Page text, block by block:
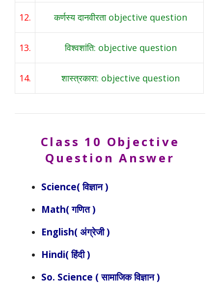
12. कर्णस्य दानवीरता objective question
13. विश्वशांति: objective question
14. शास्त्रकारा: objective question
Class 10 Objective
Question Answer
Science( विज्ञान )
Math( गणित )
English( अंग्रेजी )
Hindi( हिंदी )
So. Science ( सामाजिक विज्ञान )